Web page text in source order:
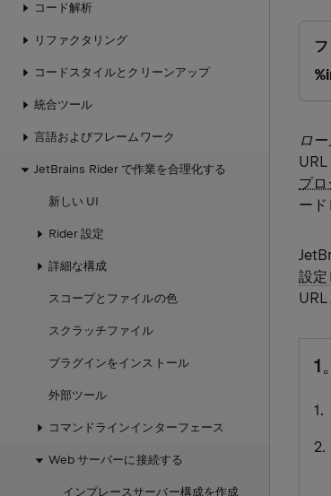
コード解析
リファクタリング
コードスタイルとクリーンアップ
統合ツール
言語およびフレームワーク
JetBrains Rider で作業を合理化する
新しい UI
Rider 設定
詳細な構成
スコープとファイルの色
スクラッチファイル
プラグインをインストール
外部ツール
コマンドラインインターフェース
Web サーバーに接続する
インプレースサーバー構成を作成
ロー
プ
ード
設定
1